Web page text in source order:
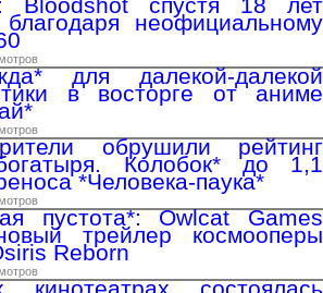
неофициальному
для далекой-далекой
в восторге от аниме
обрушили рейтинг
Колобок* до 1,1
*Человека-паука*
пустота*: Owlcat Games
трейлер космооперы
Reborn